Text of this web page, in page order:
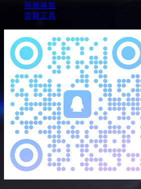
视频换脸
音频工具